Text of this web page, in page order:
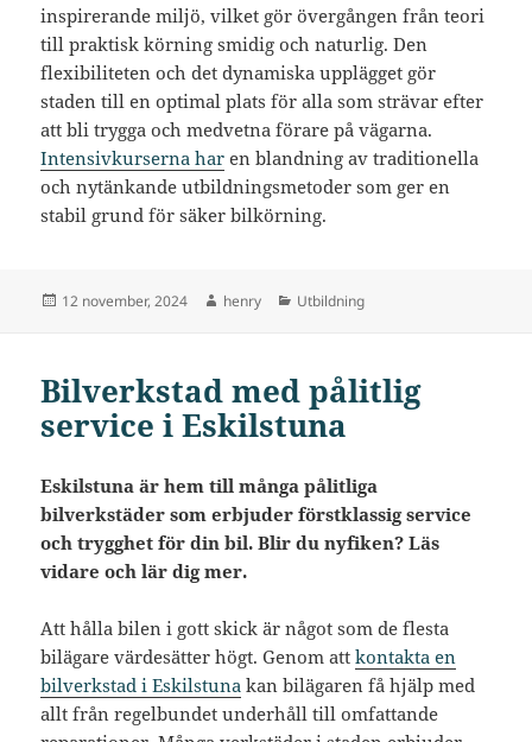
inspirerande miljö, vilket gör övergången från teori
till praktisk körning smidig och naturlig. Den
flexibiliteten och det dynamiska upplägget gör
staden till en optimal plats för alla som strävar efter
att bli trygga och medvetna förare på vägarna.
Intensivkurserna har en blandning av traditionella
och nytänkande utbildningsmetoder som ger en
stabil grund för säker bilkörning.
Postat
12 november, 2024 Författare
henry Kategorier
Utbildning
Bilverkstad med pålitlig
service i Eskilstuna
Eskilstuna är hem till många pålitliga
bilverkstäder som erbjuder förstklassig service
och trygghet för din bil. Blir du nyfiken? Läs
vidare och lär dig mer.
Att hålla bilen i gott skick är något som de flesta
bilägare värdesätter högt. Genom attkontakta en
bilverkstad i Eskilstuna kan bilägaren få hjälp med
allt från regelbundet underhåll till omfattande